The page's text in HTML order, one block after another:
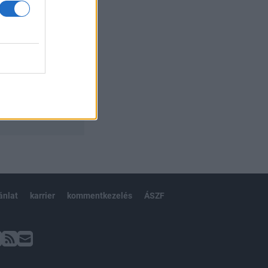
karrier kommentkezelés ÁSZF